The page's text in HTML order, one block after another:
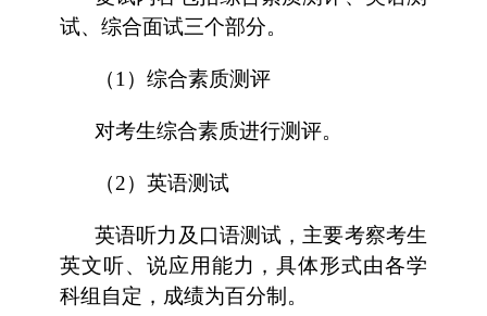
试、综合面试三个部分。
（1）综合素质测评
对考生综合素质进行测评。
（2）英语测试
英语听力及口语测试，主要考察考生
英文听、说应用能力，具体形式由各学
科组自定，成绩为百分制。